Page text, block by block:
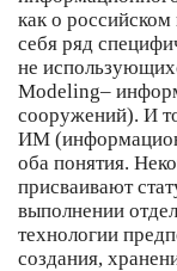
как о
себя ряд
не
Modeling–
сооружений). И
ИМ
оба понятия.
присваивают
выполнении
технологии
создания,